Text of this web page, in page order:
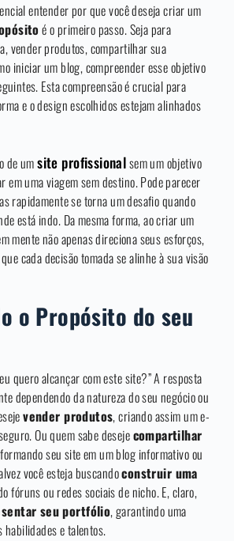
entender por que você deseja criar um
é o primeiro passo. Seja para
vender produtos, compartilhar sua
iniciar um blog, compreender esse objetivo
Esta compreensão é crucial para
e o design escolhidos estejam alinhados
de umsite profissionalsem um objetivo
em uma viagem sem destino. Pode parecer
rapidamente se torna um desafio quando
está indo. Da mesma forma, ao criar um
mente não apenas direciona seus esforços,
cada decisão tomada se alinhe à sua visão
o Propósito do seu
quero alcançar com este site?” A resposta
dependendo da natureza do seu negócio ou
vender produtos, criando assim um e-
Ou quem sabe desejecompartilhar
seu site em um blog informativo ou
você esteja buscandoconstruir uma
fóruns ou redes sociais de nicho. E, claro,
seu portfólio, garantindo uma
e talentos.